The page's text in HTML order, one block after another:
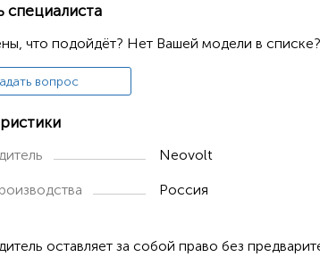
что подойдёт? Нет Вашей модели в
вопрос
Neovolt
Россия
оставляет за собой право без